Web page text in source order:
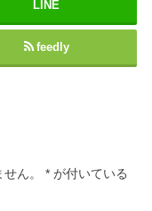
LINE
feedly
ん。 * が付いている